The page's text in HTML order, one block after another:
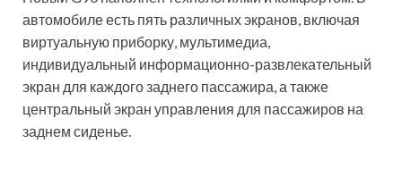
автомобиле есть пять различных экранов, включая
виртуальную приборку, мультимедиа,
индивидуальный информационно-развлекательный
экран для каждого заднего пассажира, а также
центральный экран управления для пассажиров на
заднем сиденье.